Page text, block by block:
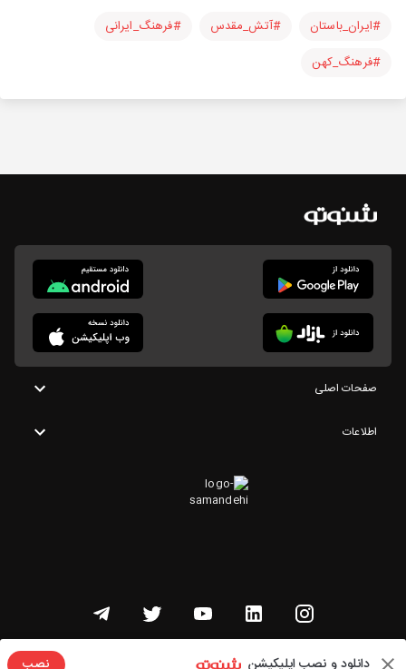
#ایران_باستان #آتش_مقدس
#فرهنگ_ایرانی
#فرهنگ_کهن
دانلود و نصب اپلیکیشن نصب
صفحات اصلی
اطلاعات
تمامی حقوق این وبسایت متعلق به شنوتو است